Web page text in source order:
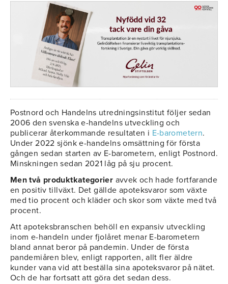
Postnord och Handelns utredningsinstitut följer sedan
2006 den svenska e-handelns utveckling och
publicerar återkommande resultaten i E-barometern.
Under 2022 sjönk e-handelns omsättning för första
gången sedan starten av E-barometern, enligt Postnord.
Minskningen sedan 2021 låg på sju procent.
Men två produktkategorier avvek och hade fortfarande
en positiv tillväxt. Det gällde apoteksvaror som växte
med tio procent och kläder och skor som växte med två
procent.
Att apoteksbranschen behöll en expansiv utveckling
inom e-handeln under fjolåret menar E-barometern
bland annat beror på pandemin. Under de första
pandemiåren blev, enligt rapporten, allt fler äldre
kunder vana vid att beställa sina apoteksvaror på nätet.
Och de har fortsatt att göra det sedan dess.